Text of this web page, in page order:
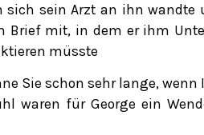
sein Arzt an ihn wandte
Brief mit, in dem er ihm
müsste
Sie schon sehr lange,
waren für George ein